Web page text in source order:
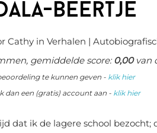
beertje
Cathy in Verhalen |
gemiddelde score:0,00van
te kunnen geven - klik hier
dan een (gratis) account aan - klik hier
dat ik de lagere school bezocht;